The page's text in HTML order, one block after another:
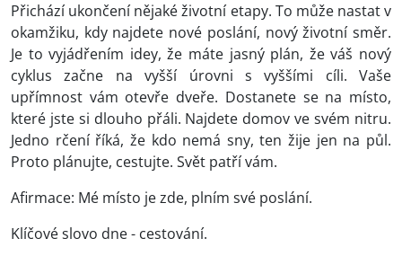
Přichází ukončení nějaké životní etapy. To může nastat v
okamžiku, kdy najdete nové poslání, nový životní směr.
Je to vyjádřením idey, že máte jasný plán, že váš nový
cyklus začne na vyšší úrovni s vyššími cíli. Vaše
upřímnost vám otevře dveře. Dostanete se na místo,
které jste si dlouho přáli. Najdete domov ve svém nitru.
Jedno rčení říká, že kdo nemá sny, ten žije jen na půl.
Proto plánujte, cestujte. Svět patří vám.
Afirmace: Mé místo je zde, plním své poslání.
Klíčové slovo dne - cestování.